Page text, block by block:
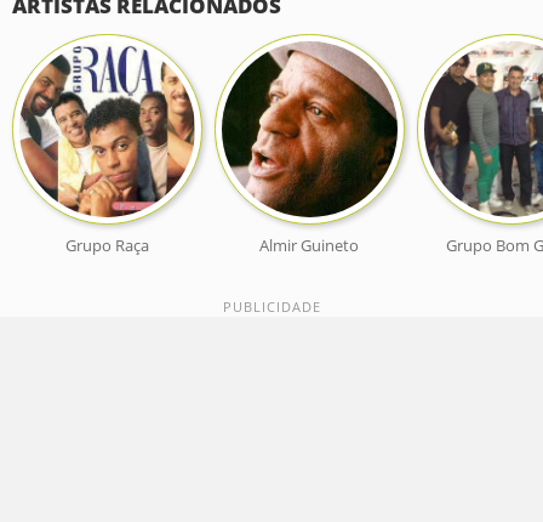
Grupo Raça Almir Guineto Grupo Bom